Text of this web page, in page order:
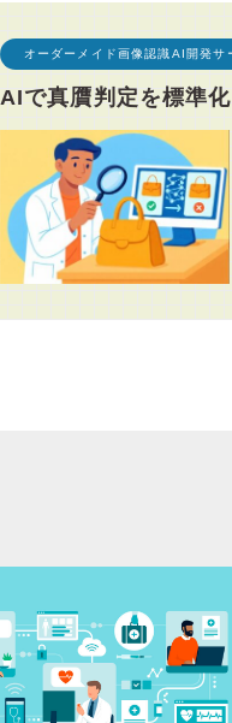
オーダーメイド画像認識AI開発サ
AIで真贋判定を標準